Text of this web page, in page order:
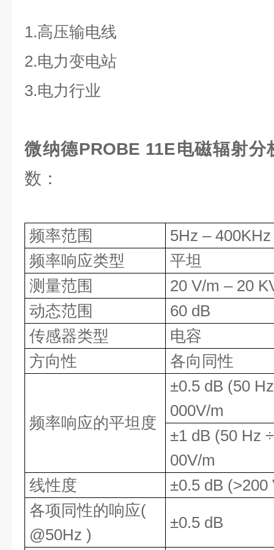
1.高压输电线
2.电力变电站
3.电力行业
微纳德PROBE 11E电磁辐射
数：
频率范围 5Hz – 400KHz
频率响应类型
平坦
测量范围 20 V/m – 20
动态范围
60 dB
传感器类型
电容
方向性
各向同性
频率响应的平坦度
±0.5 dB (50
000V/m
±1 dB (50 Hz
00V/m
线性度
±0.5 dB (>200
各项同性的响应(
@50Hz )
±0.5 dB